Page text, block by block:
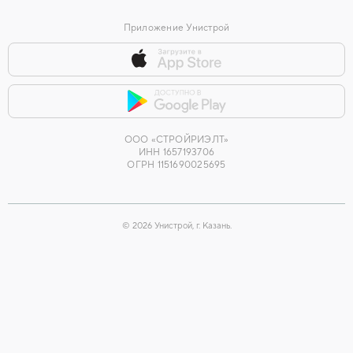
Приложение Унистрой
ООО «СТРОЙРИЭЛТ»
ИНН 1657193706
ОГРН 1151690025695
© 2026Унистрой, г. Казань.